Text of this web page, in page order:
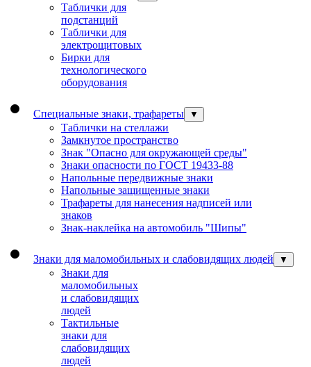
Таблички для
подстанций
Таблички для
электрощитовых
Бирки для
технологического
оборудования
Специальные знаки, трафареты ▼
Таблички на стеллажи
Замкнутое пространство
Знак "Опасно для окружающей среды"
Знаки опасности по ГОСТ 19433-88
Напольные передвижные знаки
Напольные защищенные знаки
Трафареты для нанесения надписей или
знаков
Знак-наклейка на автомобиль "Шипы"
Знаки для маломобильных и слабовидящих людей ▼
Знаки для
маломобильных
и слабовидящих
людей
Тактильные
знаки для
слабовидящих
людей